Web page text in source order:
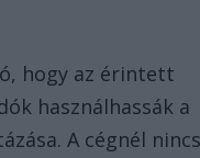
hogy az érintett
használhassák a
A cégnél